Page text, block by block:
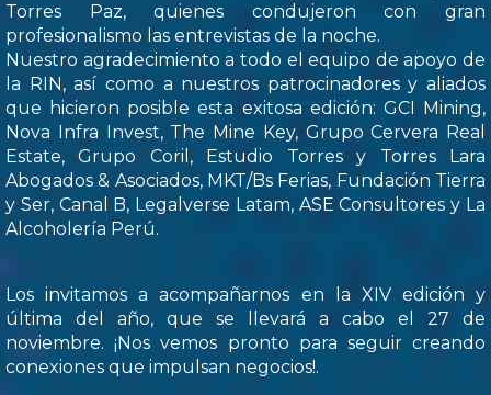
Torres Paz, quienes condujeron con gran
profesionalismo las entrevistas de la noche.
Nuestro agradecimiento a todo el equipo de apoyo de
la RIN, así como a nuestros patrocinadores y aliados
que hicieron posible esta exitosa edición: GCI Mining,
Nova Infra Invest, The Mine Key, Grupo Cervera Real
Estate, Grupo Coril, Estudio Torres y Torres Lara
Abogados & Asociados, MKT/Bs Ferias, Fundación Tierra
y Ser, Canal B, Legalverse Latam, ASE Consultores y La
Alcoholería Perú.
Los invitamos a acompañarnos en la XIV edición y
última del año, que se llevará a cabo el 27 de
noviembre. ¡Nos vemos pronto para seguir creando
conexiones que impulsan negocios!.